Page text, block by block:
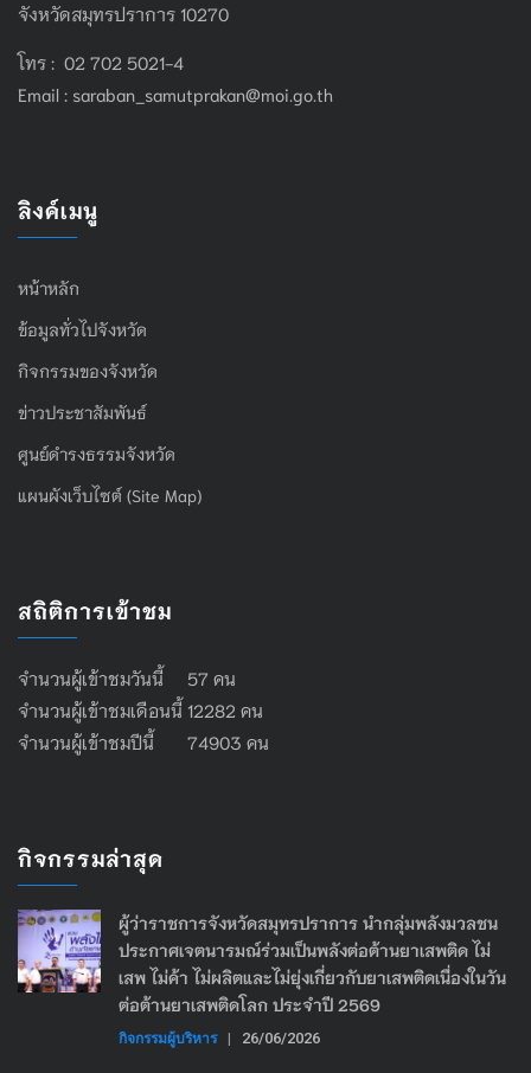
จังหวัดสมุทรปราการ 10270
โทร : 02 702 5021-4
Email : saraban_samutprakan@moi.go.th
ลิงค์เมนู
หน้าหลัก
ข้อมูลทั่วไปจังหวัด
กิจกรรมของจังหวัด
ข่าวประชาสัมพันธ์
ศูนย์ดำรงธรรมจังหวัด
แผนผังเว็บไซต์ (Site Map)
สถิติการเข้าชม
จำนวนผู้เข้าชมวันนี้ 57 คน
จำนวนผู้เข้าชมเดือนนี้ 12282 คน
จำนวนผู้เข้าชมปีนี้ 74903 คน
กิจกรรมล่าสุด
ผู้ว่าราชการจังหวัดสมุทรปราการ นำกลุ่มพลังมวลชน
ประกาศเจตนารมณ์ร่วมเป็นพลังต่อต้านยาเสพติด ไม่
เสพ ไม่ค้า ไม่ผลิตและไม่ยุ่งเกี่ยวกับยาเสพติดเนื่องในวัน
ต่อต้านยาเสพติดโลก ประจำปี 2569
กิจกรรมผู้บริหาร | 26/06/2026